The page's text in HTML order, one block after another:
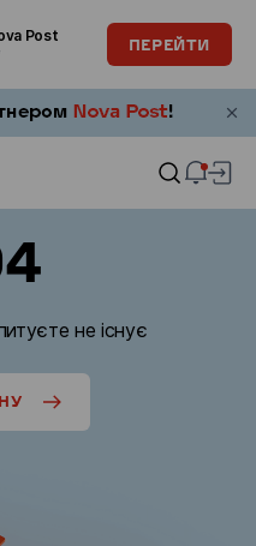
Post
ПЕРЕЙТИ
не існує